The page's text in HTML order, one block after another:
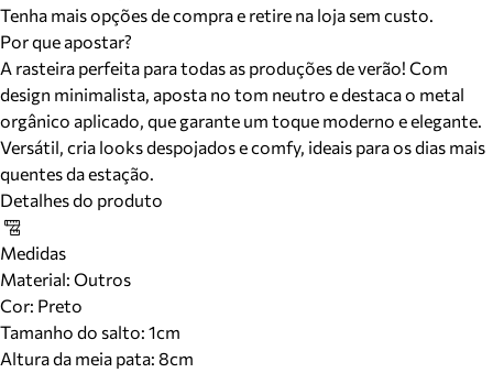
Tenha mais opções de compra e retire na loja sem custo.
Por que apostar?
A rasteira perfeita para todas as produções de verão! Com
design minimalista, aposta no tom neutro e destaca o metal
orgânico aplicado, que garante um toque moderno e elegante.
Versátil, cria looks despojados e comfy, ideais para os dias mais
quentes da estação.
Detalhes do produto
Medidas
Material: Outros
Cor: Preto
Tamanho do salto: 1cm
Altura da meia pata: 8cm